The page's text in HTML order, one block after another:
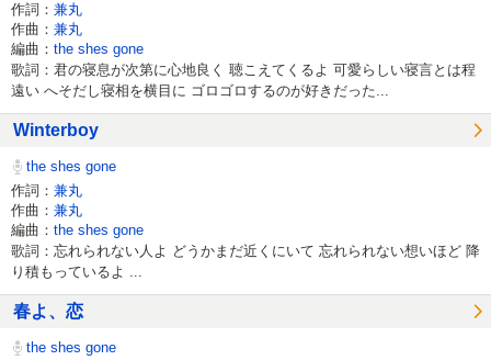
作詞： 兼丸
作曲： 兼丸
編曲： the shes gone
歌詞：君の寝息が次第に心地良く 聴こえてくるよ 可愛らしい寝言とは程
遠い へそだし寝相を横目に ゴロゴロするのが好きだった...
Winterboy
the shes gone
作詞： 兼丸
作曲： 兼丸
編曲： the shes gone
歌詞：忘れられない人よ どうかまだ近くにいて 忘れられない想いほど 降
り積もっているよ ...
春よ、恋
the shes gone